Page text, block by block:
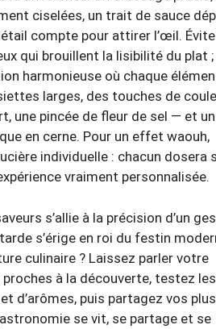
ciselées, un trait de sauce
compte pour attirer l’œil.
qui brouillent la lisibilité du plat ;
harmonieuse où chaque
larges, des touches de
une pincée de fleur de sel — et
en cerne. Pour un effet waouh,
individuelle : chacun dosera
vraiment personnalisée.
s’allie à la précision d’un
s’érige en roi du festin
culinaire ? Laissez parler votre
à la découverte, testez les
d’arômes, puis partagez vos plus
se vit, se partage et se